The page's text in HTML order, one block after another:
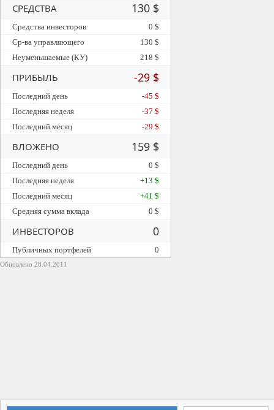
Обновлено 28.04.2011
СРЕДСТВА 130 $
Средства инвесторов
0 $
Ср-ва управляющего
130 $
Неуменьшаемые (КУ)
218 $
ПРИБЫЛЬ -29 $
Последний день
-45 $
Последняя неделя
-37 $
Последний месяц
-29 $
ВЛОЖЕНО 159 $
Последний день
0 $
Последняя неделя
+13 $
Последний месяц
+41 $
Средняя сумма вклада
0 $
ИНВЕСТОРОВ 0
Публичных портфелей 0